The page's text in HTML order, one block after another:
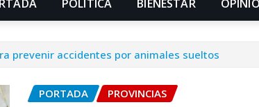
POLITICA BIENESTAR
prevenir accidentes por animales sueltos
PORTADA PROVINCIAS